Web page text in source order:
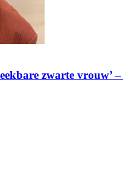
zwarte vrouw’